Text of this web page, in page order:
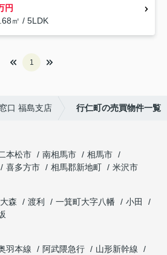
円
㎡ / 5LDK
1
口 福島支店 行仁町の売買物件一覧
本松市 南相馬市
相馬市
喜多方市 相馬郡新地町
米沢市
大森 渡利 一箕町大字八幡
小田
羽本線 阿武隈急行
山形新幹線